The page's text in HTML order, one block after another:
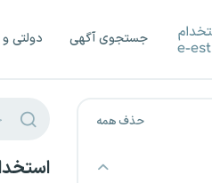
جستجوی آگهی دولتی
حذف همه